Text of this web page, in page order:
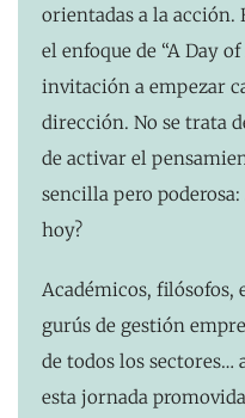
orientadas a la acción.
el enfoque de “A Day
invitación a empezar
dirección. No se trata
de activar el
sencilla pero
hoy?
Académicos, filósofos,
gurús de gestión
de todos los sectores…
esta jornada